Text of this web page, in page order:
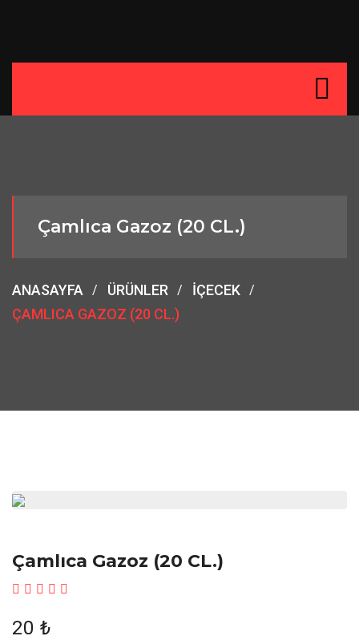
Çamlıca Gazoz (20 CL.)
ANASAYFA ÜRÜNLER
İÇECEK
ÇAMLICA GAZOZ (20 CL.)
Çamlıca Gazoz (20 CL.)
20 ₺